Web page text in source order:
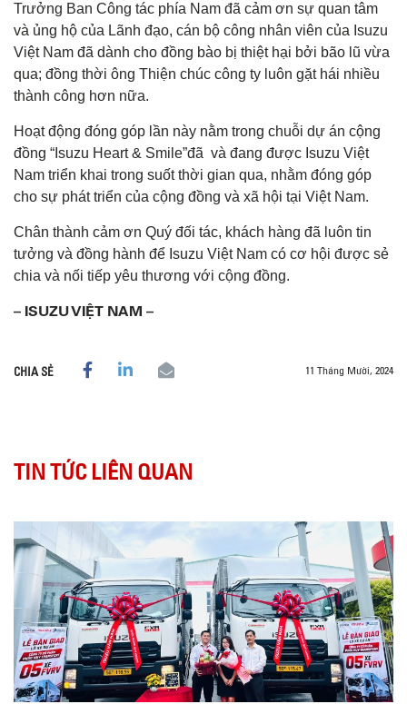
Trưởng Ban Công tác phía Nam đã cảm ơn sự quan tâm
và ủng hộ của Lãnh đạo, cán bộ công nhân viên của Isuzu
Việt Nam đã dành cho đồng bào bị thiệt hại bởi bão lũ vừa
qua; đồng thời ông Thiện chúc công ty luôn gặt hái nhiều
thành công hơn nữa.
Hoạt động đóng góp lần này nằm trong chuỗi dự án cộng
đồng “Isuzu Heart & Smile”đã và đang được Isuzu Việt
Nam triển khai trong suốt thời gian qua, nhằm đóng góp
cho sự phát triển của cộng đồng và xã hội tại Việt Nam.
Chân thành cảm ơn Quý đối tác, khách hàng đã luôn tin
tưởng và đồng hành để Isuzu Việt Nam có cơ hội được sẻ
chia và nối tiếp yêu thương với cộng đồng.
– ISUZU VIỆT NAM –
CHIA SẺ 11 Tháng Mười, 2024
TIN TỨC LIÊN QUAN